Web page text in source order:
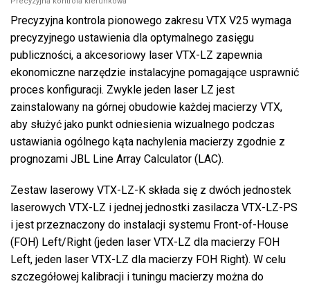
Precyzyjna kontrola pionowego zakresu VTX V25 wymaga
precyzyjnego ustawienia dla optymalnego zasięgu
publiczności, a akcesoriowy laser VTX-LZ zapewnia
ekonomiczne narzędzie instalacyjne pomagające usprawnić
proces konfiguracji. Zwykle jeden laser LZ jest
zainstalowany na górnej obudowie każdej macierzy VTX,
aby służyć jako punkt odniesienia wizualnego podczas
ustawiania ogólnego kąta nachylenia macierzy zgodnie z
prognozami JBL Line Array Calculator (LAC).
Zestaw laserowy VTX-LZ-K składa się z dwóch jednostek
laserowych VTX-LZ i jednej jednostki zasilacza VTX-LZ-PS
i jest przeznaczony do instalacji systemu Front-of-House
(FOH) Left/Right (jeden laser VTX-LZ dla macierzy FOH
Left, jeden laser VTX-LZ dla macierzy FOH Right). W celu
szczegółowej kalibracji i tuningu macierzy można do